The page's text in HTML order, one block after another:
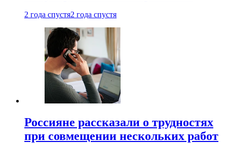
2 года спустя2 года спустя
Россияне рассказали о трудностях
при совмещении нескольких работ